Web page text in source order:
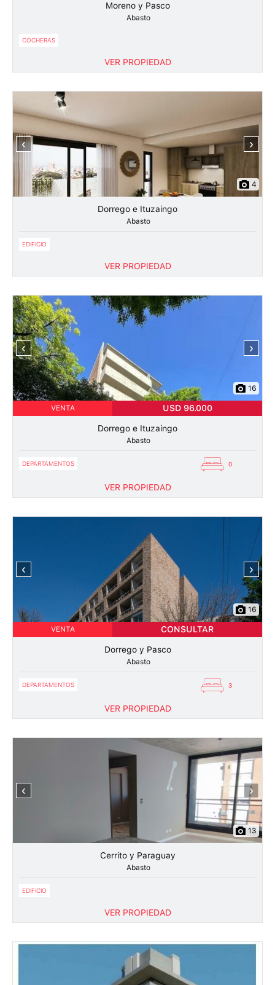
Moreno y Pasco
Abasto
COCHERAS
VER PROPIEDAD
‹ ›
4
Dorrego e Ituzaingo
Abasto
EDIFICIO
VER PROPIEDAD
‹ ›
16
VENTA USD 96.000
Dorrego e Ituzaingo
Abasto
DEPARTAMENTOS 0
VER PROPIEDAD
‹ ›
16
VENTA CONSULTAR
Dorrego y Pasco
Abasto
DEPARTAMENTOS 3
VER PROPIEDAD
‹ ›
13
Cerrito y Paraguay
Abasto
EDIFICIO
VER PROPIEDAD